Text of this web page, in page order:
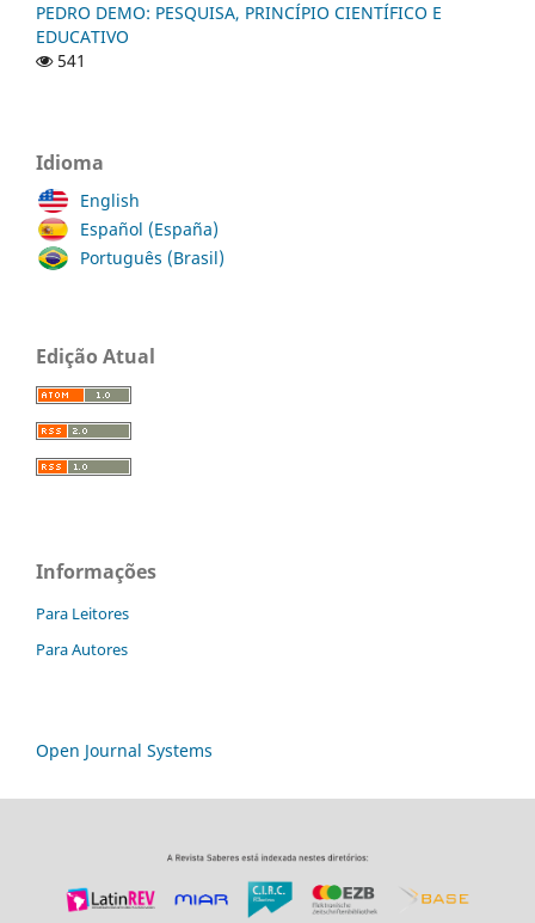
PEDRO DEMO: PESQUISA, PRINCÍPIO CIENTÍFICO E
EDUCATIVO
541
Idioma
English
Español (España)
Português (Brasil)
Edição Atual
Informações
Para Leitores
Para Autores
Open Journal Systems